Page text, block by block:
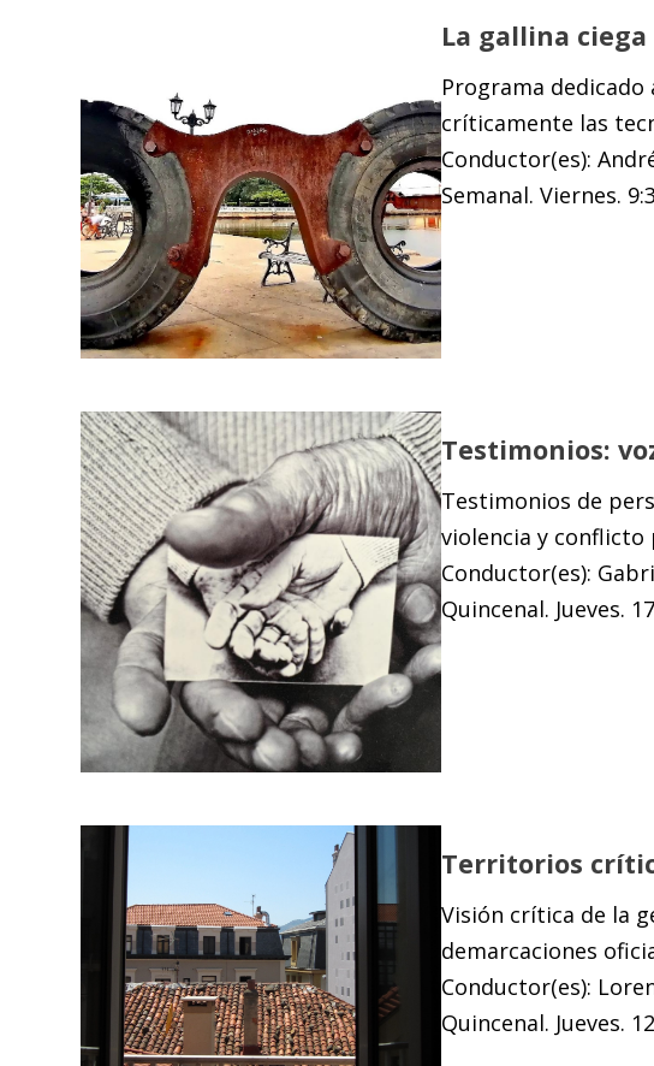
La gallina ciega
Programa
críticamente las
Conductor(es):
Semanal. Viernes.
Testimonios:
Testimonios de
violencia y
Conductor(es):
Quincenal. Jueves.
Territorios
Visión crítica de la
demarcaciones
Conductor(es):
Quincenal. Jueves.